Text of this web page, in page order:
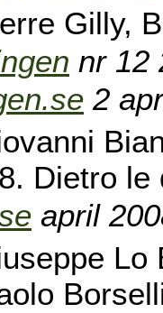
Gilly,
nr 12
2
Dietro
april
Lo